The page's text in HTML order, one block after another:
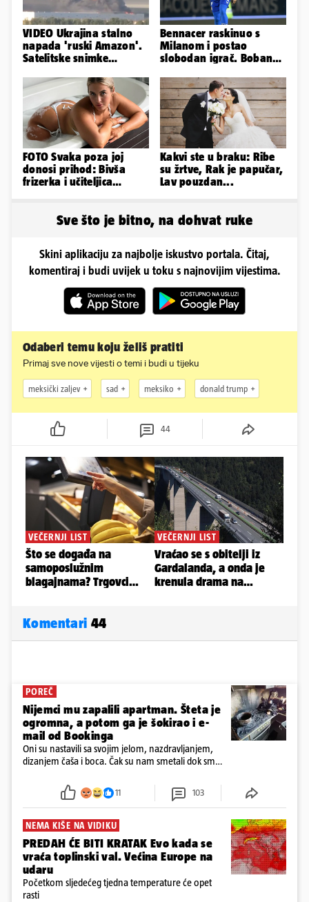
VIDEO Ukrajina stalno
napada 'ruski Amazon'.
Satelitske snimke
Bennacer raskinuo s
Milanom i postao
slobodan igrač. Boban
Dinamu
FOTO Svaka poza joj
donosi prihod: Bivša
frizerka i učiteljica
Kakvi ste u braku: Ribe
su žrtve, Rak je papučar,
Lav pouzdan...
Sve što je bitno, na dohvat ruke
Skini aplikaciju za najbolje iskustvo portala. Čitaj,
komentiraj i budi uvijek u toku s najnovijim vijestima.
Odaberi temu koju želiš pratiti
Primaj sve nove vijesti o temi i budi u tijeku
meksički zaljev sad meksiko donald trump
44
Komentari 44
POREČ
Nijemci mu zapalili apartman. Šteta je
ogromna, a potom ga je šokirao i e-
mail od Bookinga
Oni su nastavili sa svojim jelom, nazdravljanjem,
dizanjem čaša i boca. Čak su nam smetali dok smo
požar, rekao je vlasnik
11 103
NEMA KIŠE NA VIDIKU
PREDAH ĆE BITI KRATAK Evo kada se
vraća toplinski val. Većina Europe na
udaru
Početkom sljedećeg tjedna temperature će opet
rasti